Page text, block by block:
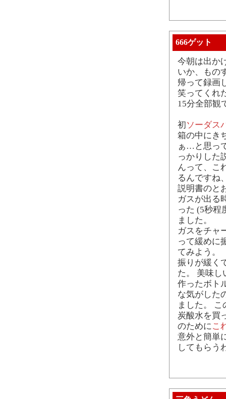
666ゲット
今朝は出か
いか、もの
帰って録画
笑ってくれ
15分全部観
初ソーダス
箱の中にき
ぁ…と思っ
っかりした
んって、こ
るんですね
説明書のと
ガスが出る
った (5秒程
ました。
ガスをチャ
って緩めに
てみよう。
振りが緩く
た。 美味し
作ったボト
な気がした
ました。
炭酸水を買
のためにこ
意外と簡単
してもらう